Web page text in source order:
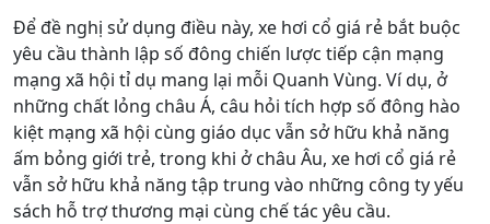
Để đề nghị sử dụng điều này, xe hơi cổ giá rẻ bắt buộc
yêu cầu thành lập số đông chiến lược tiếp cận mạng
mạng xã hội tỉ dụ mang lại mỗi Quanh Vùng. Ví dụ, ở
những chất lỏng châu Á, câu hỏi tích hợp số đông hào
kiệt mạng xã hội cùng giáo dục vẫn sở hữu khả năng
ấm bỏng giới trẻ, trong khi ở châu Âu, xe hơi cổ giá rẻ
vẫn sở hữu khả năng tập trung vào những công ty yếu
sách hỗ trợ thương mại cùng chế tác yêu cầu.